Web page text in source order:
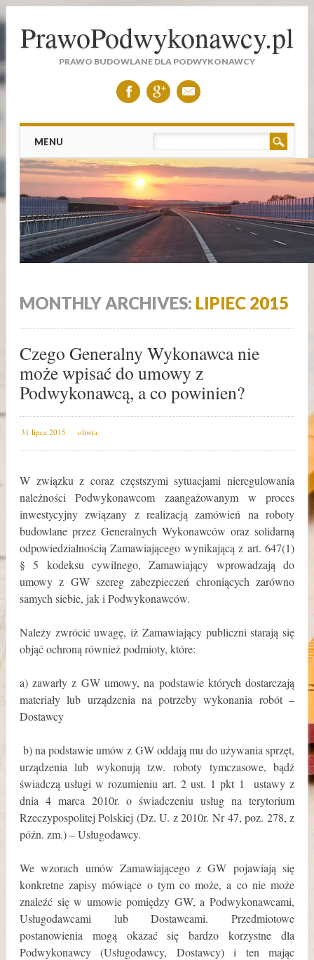
PrawoPodwykonawcy.pl
PRAWO BUDOWLANE DLA PODWYKONAWCY
Main menu
MENU
MONTHLY ARCHIVES: LIPIEC 2015
Czego Generalny Wykonawca nie
może wpisać do umowy z
Podwykonawcą, a co powinien?
31 lipca 2015 oliwia
W związku z coraz częstszymi sytuacjami nieregulowania
należności Podwykonawcom zaangażowanym w proces
inwestycyjny związany z realizacją zamówień na roboty
budowlane przez Generalnych Wykonawców oraz solidarną
odpowiedzialnością Zamawiającego wynikającą z art. 647(1)
§ 5 kodeksu cywilnego, Zamawiający wprowadzają do
umowy z GW szereg zabezpieczeń chroniących zarówno
samych siebie, jak i Podwykonawców.
Należy zwrócić uwagę, iż Zamawiający publiczni starają się
objąć ochroną również podmioty, które:
a) zawarły z GW umowy, na podstawie których dostarczają
materiały lub urządzenia na potrzeby wykonania robót –
Dostawcy
b) na podstawie umów z GW oddają mu do używania sprzęt,
urządzenia lub wykonują tzw. roboty tymczasowe, bądź
świadczą usługi w rozumieniu art. 2 ust. 1 pkt 1 ustawy z
dnia 4 marca 2010r. o świadczeniu usług na terytorium
Rzeczypospolitej Polskiej (Dz. U. z 2010r. Nr 47, poz. 278, z
późn. zm.) – Usługodawcy.
We wzorach umów Zamawiającego z GW pojawiają się
konkretne zapisy mówiące o tym co może, a co nie może
znaleźć się w umowie pomiędzy GW, a Podwykonawcami,
Usługodawcami lub Dostawcami. Przedmiotowe
postanowienia mogą okazać się bardzo korzystne dla
Podwykonawcy (Usługodawcy, Dostawcy) i ten mając